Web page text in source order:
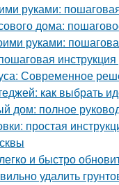
руками:
дома:
руками:
Современное
как выбрать
дом: полное
простая
и быстро
удалить